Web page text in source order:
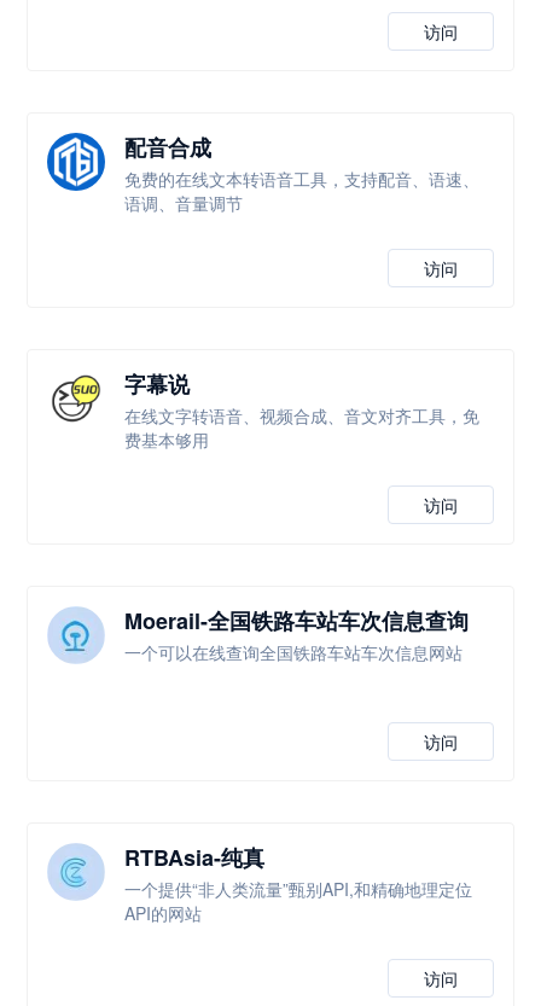
访问
配音合成
免费的在线文本转语音工具，支持配音、语速、
语调、音量调节
访问
字幕说
在线文字转语音、视频合成、音文对齐工具，免
费基本够用
访问
Moerail-全国铁路车站车次信息查询
一个可以在线查询全国铁路车站车次信息网站
访问
RTBAsia-纯真
一个提供“非人类流量”甄别API,和精确地理定位
API的网站
访问